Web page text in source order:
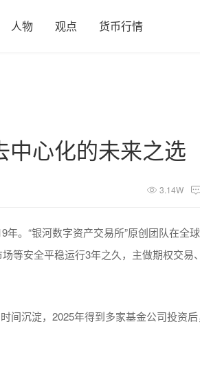
人物 观点 货币行情
中心化的未来之选
3.14W
年。“银河数字资产交易所”原创团队在全
等安全平稳运行3年之久，主做期权交易
间沉淀，2025年得到多家基金公司投资